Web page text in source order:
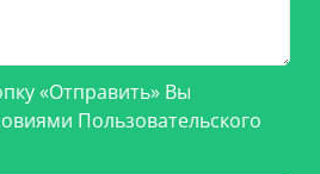
«Отправить» Вы
Пользовательского